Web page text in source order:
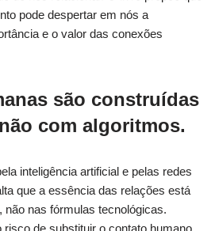
pode despertar em nós a
e o valor das conexões
são construídas
com algoritmos.
inteligência artificial e pelas redes
que a essência das relações está
não nas fórmulas tecnológicas.